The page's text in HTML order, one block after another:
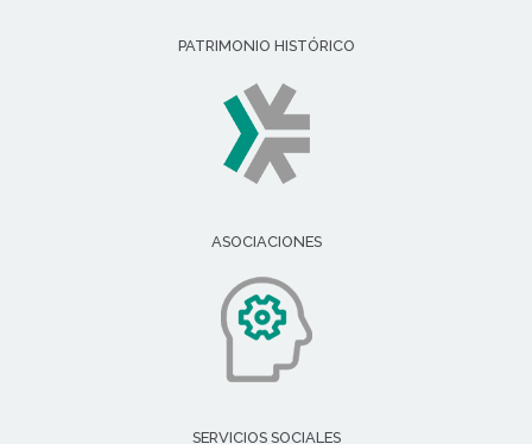
PATRIMONIO HISTÓRICO
ASOCIACIONES
SERVICIOS SOCIALES